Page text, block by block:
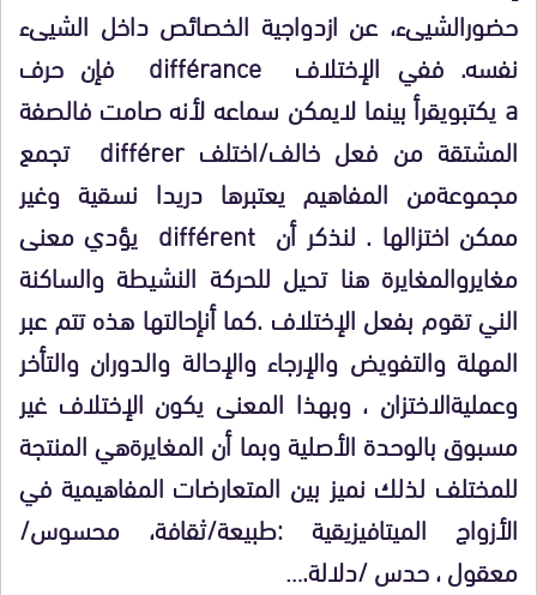
حضورالشيىء، عن ازدواجية الخصائص داخل الشيىء
نفسه. ففي الإختلاف
différance
فإن حرف
a يكتبويقرأ بينما لايمكن سماعه لأنه صامت فالصفة
المشتقة من فعل خالف/اختلف différer
تجمع
مجموعةمن المفاهيم يعتبرها دريدا نسقية وغير
ممكن اختزالها . لنذكر أن différent يؤدي معنى
مغايروالمغايرة هنا تحيل للحركة النشيطة والساكنة
الني تقوم بفعل الإختلاف .كما أنإحالتها هذه تتم عبر
المهلة والتفويض والإرجاء والإحالة والدوران والتأخر
وعمليةالاختزان ، وبهذا المعنى يكون الإختلاف غير
مسبوق بالوحدة الأصلية وبما أن المغايرةهي المنتجة
للمختلف لذلك نميز بين المتعارضات المفاهيمية في
الأزواج الميتافيزيقية :طبيعة/ثقافة، محسوس/
معقول ، حدس /دلالة….